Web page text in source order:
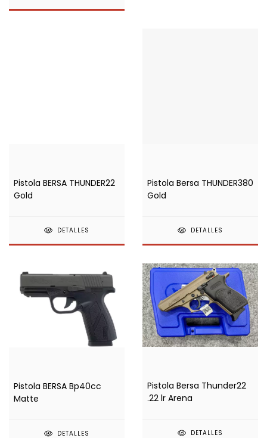
Pistola BERSA THUNDER22
Gold
DETALLES
Pistola Bersa THUNDER380
Gold
DETALLES
Pistola BERSA Bp40cc
Matte
DETALLES
Pistola Bersa Thunder22
.22 lr Arena
DETALLES